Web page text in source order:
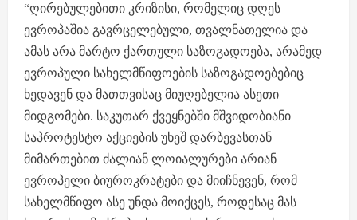
“ღირებულებითი კრიზისი, რომელიც დღეს
ევროპაშია გავრცელებული, თვალნათელია და
ამას არა მარტო ქართული საზოგადოება, არამედ
ევროპული სახელმწიფოების საზოგადოებებიც
ხედავენ და მათთვისაც მიუღებელია ასეთი
მიდგომები. საკუთარ ქვეყნებში მშვიდობიანი
საპროტესტო აქციების უხეშ დარბევასთან
მიმართებით ძალიან ლოიალურები არიან
ევროპელი ბიუროკრატები და მიიჩნევენ, რომ
სახელმწიფო ასე უნდა მოიქცეს, როდესაც მას